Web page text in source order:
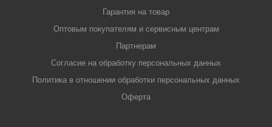
Гарантия на товар
Оптовым покупателям и сервисным центрам
Партнерам
Согласие на обработку персональных данных
Политика в отношении обработки персональных данных
Оферта